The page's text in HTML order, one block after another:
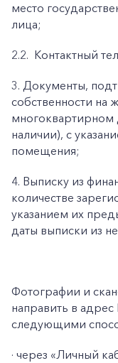
место
лица;
2.2. Контактный
3. Документы,
собственности
многоквартирном
наличии), с
помещения;
4. Выписку из
количестве
указанием их
даты выписки из
Фотографии и
направить в
следующими
· через «Личный